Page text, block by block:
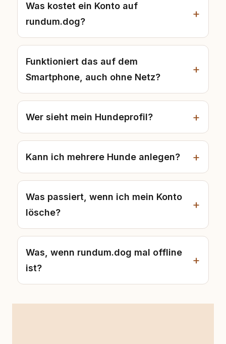
Was kostet ein Konto auf
rundum.dog?
Funktioniert das auf dem
Smartphone, auch ohne Netz?
Wer sieht mein Hundeprofil?
Kann ich mehrere Hunde anlegen?
Was passiert, wenn ich mein Konto
lösche?
Was, wenn rundum.dog mal offline
ist?